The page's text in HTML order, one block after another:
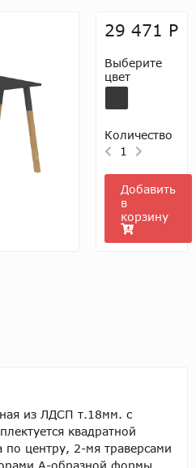
29 471 Р
Выберите
цвет
Количество
1
Добавить
в
корзину
из ЛДСП т.18мм. c
квадратной
по центру, 2-мя траверсами
А-образной формы,